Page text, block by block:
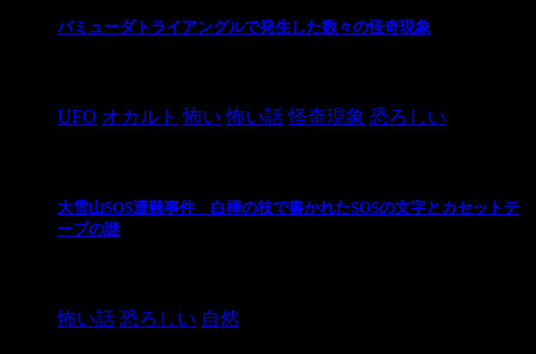
バミューダトライアングルで発生した数々の怪奇現象
UFO オカルト 怖い 怖い話 怪奇現象 恐ろしい
大雪山SOS遭難事件 白樺の枝で書かれたSOSの文字とカセットテ
ープの謎
怖い話 恐ろしい 自然